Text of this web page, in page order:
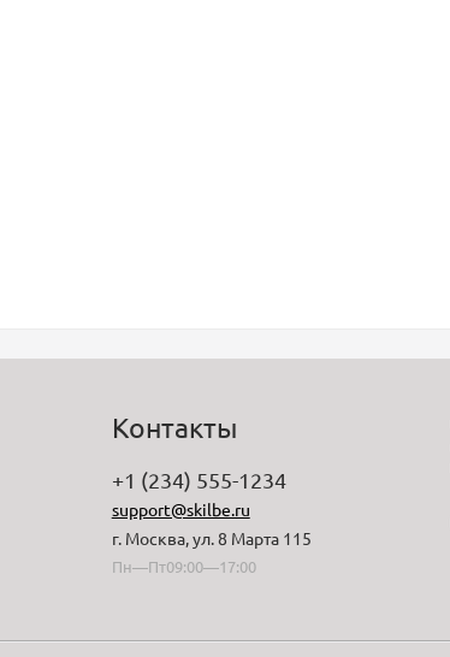
Контакты
+1 (234) 555-1234
support@skilbe.ru
г. Москва, ул. 8 Марта 115
Пн—Пт09:00—17:00